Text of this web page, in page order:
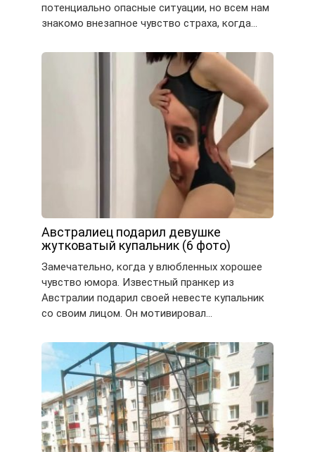
потенциально опасные ситуации, но всем нам
знакомо внезапное чувство страха, когда…
Австралиец подарил девушке
жутковатый купальник (6 фото)
Замечательно, когда у влюбленных хорошее
чувство юмора. Известный пранкер из
Австралии подарил своей невесте купальник
со своим лицом. Он мотивировал…